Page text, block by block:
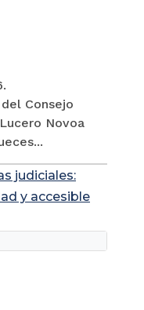
Consejo
Novoa
judiciales:
y accesible